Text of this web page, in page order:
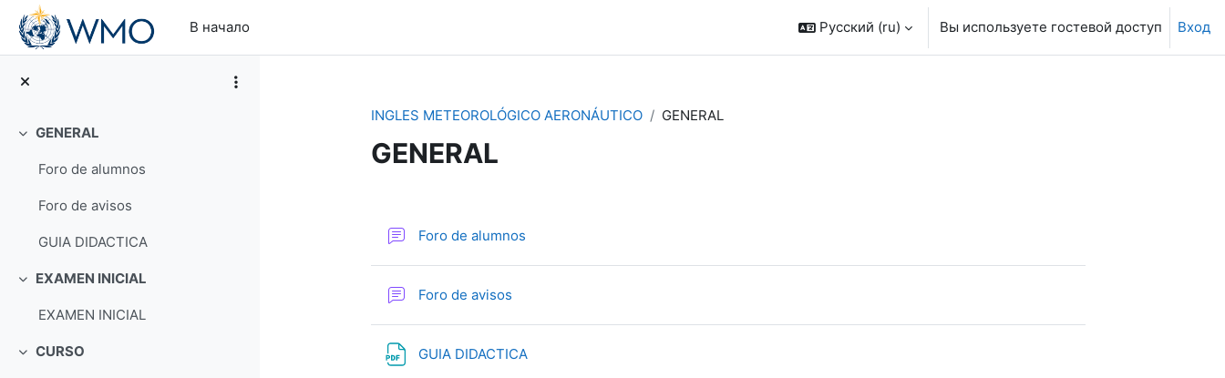
Перейти к основному содержанию
В начало
Русский ‎(ru)‎ Вы используете гостевой доступ Вход
Свернуть
GENERAL
Foro de alumnos
Foro de avisos
GUIA DIDACTICA
Свернуть
EXAMEN INICIAL
EXAMEN INICIAL
Свернуть
CURSO
INGLES METEOROLÓGICO AERONÁUTICO GENERAL
GENERAL
Foro de alumnos
Foro de avisos
GUIA DIDACTICA